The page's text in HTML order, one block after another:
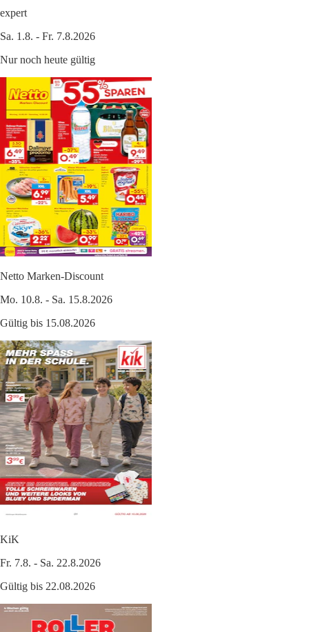
expert
Sa. 1.8. - Fr. 7.8.2026
Nur noch heute gültig
Netto Marken-Discount
Mo. 10.8. - Sa. 15.8.2026
Gültig bis 15.08.2026
KiK
Fr. 7.8. - Sa. 22.8.2026
Gültig bis 22.08.2026